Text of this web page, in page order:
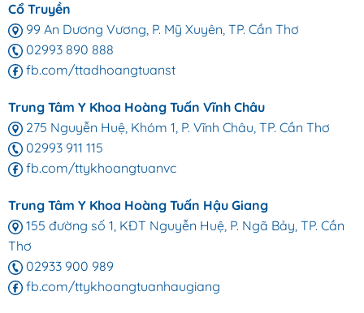
Cổ Truyền
99 An Dương Vương, P. Mỹ Xuyên, TP. Cần Thơ
02993 890 888
fb.com/ttadhoangtuanst
Trung Tâm Y Khoa Hoàng Tuấn Vĩnh Châu
275 Nguyễn Huệ, Khóm 1, P. Vĩnh Châu, TP. Cần Thơ
02993 911 115
fb.com/ttykhoangtuanvc
Trung Tâm Y Khoa Hoàng Tuấn Hậu Giang
155 đường số 1, KĐT Nguyễn Huệ, P. Ngã Bảy, TP. Cần
Thơ
02933 900 989
fb.com/ttykhoangtuanhaugiang